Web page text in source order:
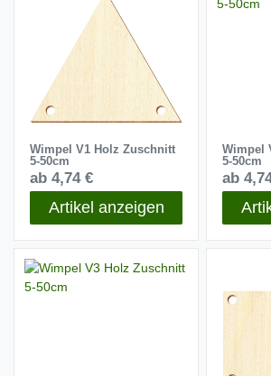
Wimpel V1 Holz Zuschnitt
5-50cm
ab 4,74 €
Artikel anzeigen
Wimpel
5-50cm
ab